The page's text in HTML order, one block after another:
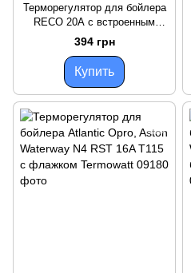
Терморегулятор для бойлера
RECO 20А с встроенным
отсекателем. Италия
394 грн
Купить